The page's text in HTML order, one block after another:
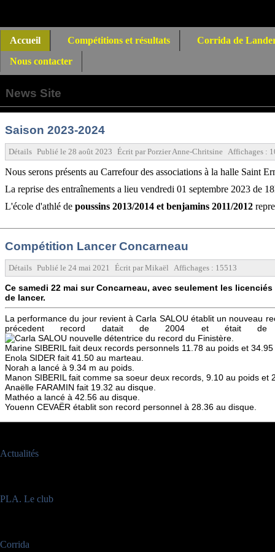
Accueil Compétitions et résultats
Corrida de
Nous contacter
News Site
Saison 2023-2024
Détails Publié le 28 août 2023 Écrit parPorzier Anne-Chritsine Affichages :
Nous serons présents au Carrefour des associations à la halle Saint
La reprise des entraînements a lieu vendredi 01 septembre 2023 de
L'école d'athlé de poussins 2013/2014 et benjamins 2011/2012
Compétition Lancer Concarneau
Détails Publié le 24 mai 2021 Écrit parMikaël Affichages : 15513
Ce samedi 22 mai sur Concarneau, avec seulement les
de lancer.
La performance du jour revient à Carla SALOU établit un nouveau
précedent record datait de 2004 et était
Marine SIBERIL fait deux records personnels 11.78 au poids et
Enola SIDER fait 41.50 au marteau.
Norah a lancé à 9.34 m au poids.
Manon SIBERIL fait comme sa soeur deux records, 9.10 au poids et
Anaëlle FARAMIN fait 19.32 au disque.
Mathéo a lancé à 42.56 au disque.
Youenn CEVAËR établit son record personnel à 28.36 au disque.
Actualités
PLA. Le club
Corrida